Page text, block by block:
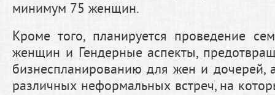
минимум 75 женщин.
Кроме того, планируется проведение
женщин и Гендерные аспекты,
бизнеспланированию для жен и дочерей,
различных неформальных встреч, на